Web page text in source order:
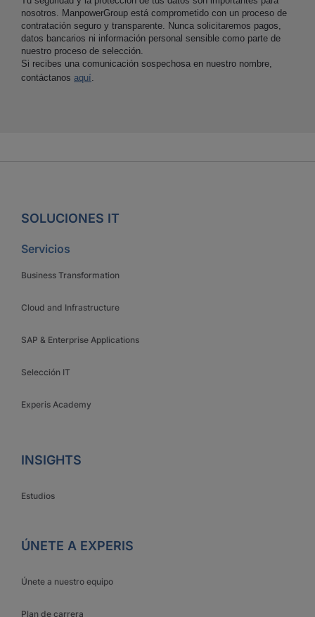
nosotros. ManpowerGroup está comprometido con un proceso de
contratación seguro y transparente. Nunca solicitaremos pagos,
datos bancarios ni información personal sensible como parte de
nuestro proceso de selección.
Si recibes una comunicación sospechosa en nuestro nombre,
contáctanos aquí.
SOLUCIONES IT
Servicios
Business Transformation
Cloud and Infrastructure
SAP & Enterprise Applications
Selección IT
Experis Academy
INSIGHTS
Estudios
ÚNETE A EXPERIS
Únete a nuestro equipo
Plan de carrera